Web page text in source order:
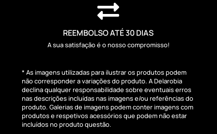

REEMBOLSO ATÉ 30 DIAS
A sua satisfação é o nosso compromisso!
* As imagens utilizadas para ilustrar os produtos podem
não corresponder a variações do produto. A Delarobia
declina qualquer responsabilidade sobre eventuais erros
nas descrições incluídas nas imagens e/ou referências do
produto. Galerias de imagens podem conter imagens com
produtos e respetivos acessórios que podem não estar
incluídos no produto questão.